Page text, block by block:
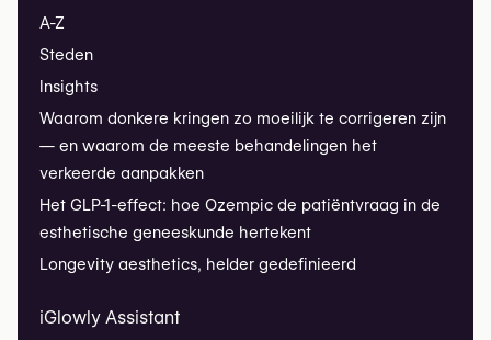
A-Z
Steden
Insights
Waarom donkere kringen zo moeilijk te corrigeren zijn
— en waarom de meeste behandelingen het
verkeerde aanpakken
Het GLP-1-effect: hoe Ozempic de patiëntvraag in de
esthetische geneeskunde hertekent
Longevity aesthetics, helder gedefinieerd
iGlowly Assistant